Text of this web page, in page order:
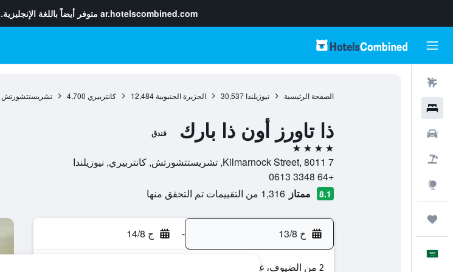
ar.hotelscombined.com متوفر أيضاً باللغة الإنجليزية.
الصفحة الرئيسية نيوزيلندا 30,537 الجزيرة الجنبوبية 12,484 كانتربيري 4,700 تشريستتشورتش
ذا تاورز أون ذا بارك فندق
4 نجوم
7 Kilmarnock Street, 8011, تشريستتشورتش, كانتربيري, نيوزيلندا
+64 3348 0613
8.1 ممتاز 1,316 من التقييمات تم التحقق منها
خ 13/8 - ج 14/8
2 من الضيوف، غرفة واحدة